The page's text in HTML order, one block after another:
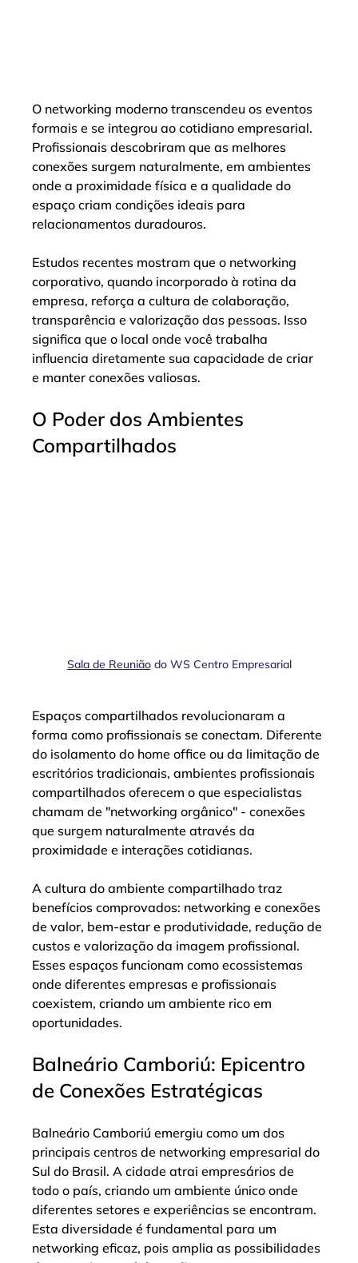
O networking moderno transcendeu os eventos
formais e se integrou ao cotidiano empresarial.
Profissionais descobriram que as melhores
conexões surgem naturalmente, em ambientes
onde a proximidade física e a qualidade do
espaço criam condições ideais para
relacionamentos duradouros.
Estudos recentes mostram que o networking
corporativo, quando incorporado à rotina da
empresa, reforça a cultura de colaboração,
transparência e valorização das pessoas. Isso
significa que o local onde você trabalha
influencia diretamente sua capacidade de criar
e manter conexões valiosas.
O Poder dos Ambientes
Compartilhados
Sala de Reunião do WS Centro Empresarial
Espaços compartilhados revolucionaram a
forma como profissionais se conectam. Diferente
do isolamento do home office ou da limitação de
escritórios tradicionais, ambientes profissionais
compartilhados oferecem o que especialistas
chamam de "networking orgânico" - conexões
que surgem naturalmente através da
proximidade e interações cotidianas.
A cultura do ambiente compartilhado traz
benefícios comprovados: networking e conexões
de valor, bem-estar e produtividade, redução de
custos e valorização da imagem profissional.
Esses espaços funcionam como ecossistemas
onde diferentes empresas e profissionais
coexistem, criando um ambiente rico em
oportunidades.
Balneário Camboriú: Epicentro
de Conexões Estratégicas
Balneário Camboriú emergiu como um dos
principais centros de networking empresarial do
Sul do Brasil. A cidade atrai empresários de
todo o país, criando um ambiente único onde
diferentes setores e experiências se encontram.
Esta diversidade é fundamental para um
networking eficaz, pois amplia as possibilidades